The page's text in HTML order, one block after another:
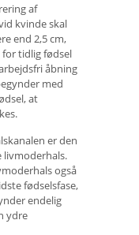
af
kvinde skal
end 2,5 cm,
tidlig fødsel
åbning
med
at
er den
livmoderhals.
også
fødselsfase,
endelig
ydre